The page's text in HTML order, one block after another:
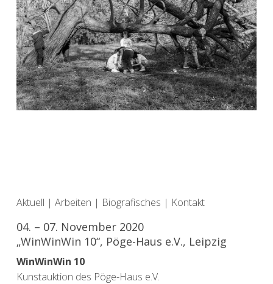
Aktuell | Arbeiten | Biografisches | Kontakt
04. – 07. November 2020
„WinWinWin 10“, Pöge-Haus e.V., Leipzig
WinWinWin 10
Kunstauktion des Pöge-Haus e.V.